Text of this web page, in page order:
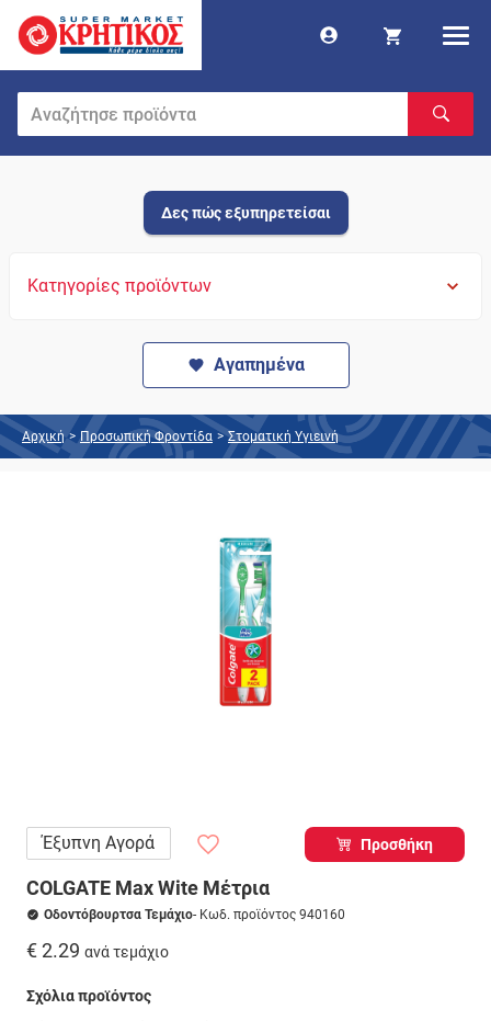
Δες πώς εξυπηρετείσαι
Κατηγορίες προϊόντων
Αγαπημένα
Αρχική > Προσωπική Φροντίδα > Στοματική Υγιεινή
Έξυπνη Αγορά Προσθήκη
COLGATE Max Wite Μέτρια
Οδοντόβουρτσα Τεμάχιο- Κωδ. προϊόντος 940160
€ 2.29 ανά τεμάχιο
Σχόλια προϊόντος